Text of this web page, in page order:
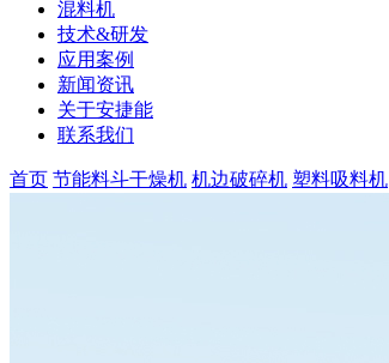
混料机
技术&研发
应用案例
新闻资讯
关于安捷能
联系我们
首页 节能料斗干燥机 机边破碎机 塑料吸料机